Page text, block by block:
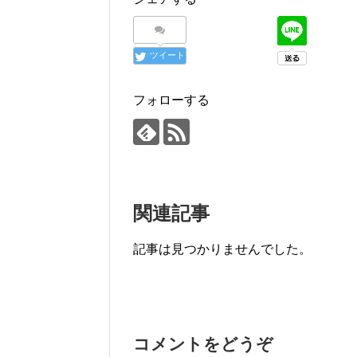
ツイート
フォローする
関連記事
記事は見つかりませんでした。
コメントをどうぞ